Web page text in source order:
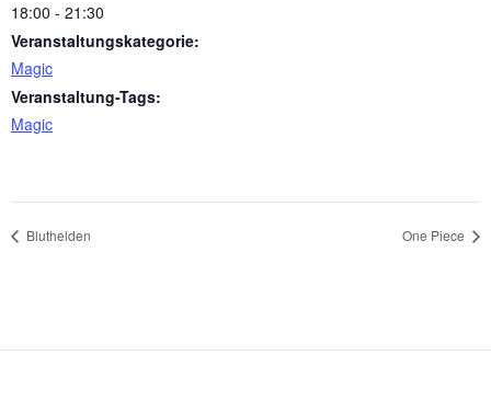
18:00 - 21:30
Veranstaltungskategorie:
Magic
Veranstaltung-Tags:
Magic
Bluthelden One Piece